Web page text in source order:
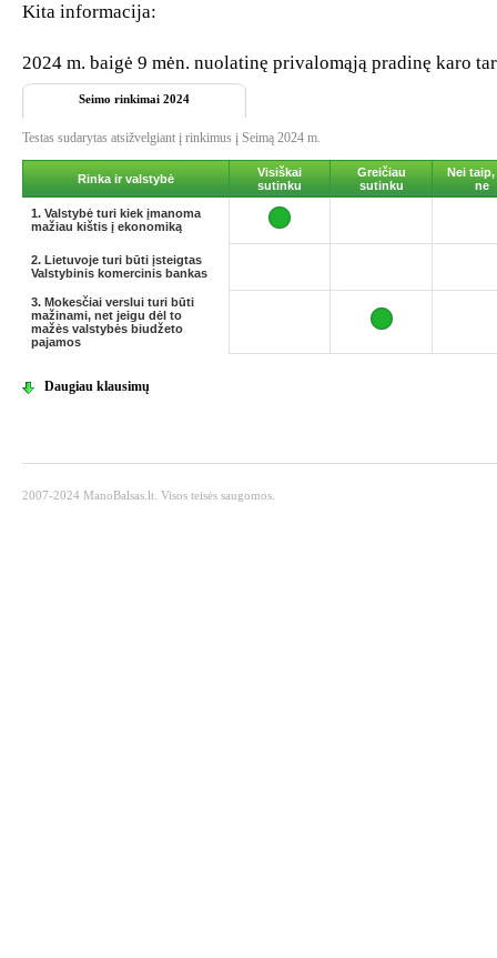
Kita informacija:
2024 m. baigė 9 mėn. nuolatinę privalomąją pradinę karo
Seimo rinkimai 2024
Testas sudarytas atsižvelgiant į rinkimus į Seimą 2024 m.
Rinka ir valstybė
Visiškai
sutinku
Greičiau
sutinku
Nei taip,
ne
1. Valstybė turi kiek įmanoma
mažiau kištis į ekonomiką
2. Lietuvoje turi būti įsteigtas
Valstybinis komercinis bankas
3. Mokesčiai verslui turi būti
mažinami, net jeigu dėl to
mažės valstybės biudžeto
pajamos
Daugiau klausimų
2007-2024 ManoBalsas.lt. Visos teisės saugomos.